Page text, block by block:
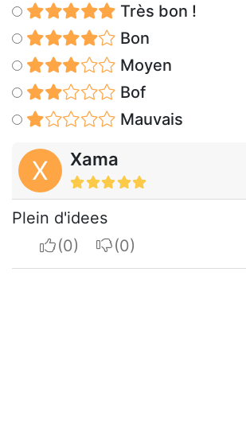
Très bon !
Bon
Moyen
Bof
Mauvais
X Xama
Plein d'idees
I apreciateI do not appreciate